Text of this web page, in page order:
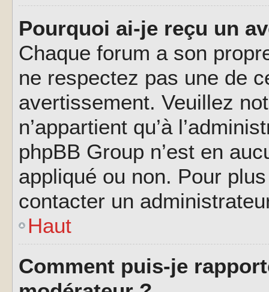
Pourquoi ai-je reçu un
Chaque forum a son
ne respectez pas une de
avertissement. Veuillez
n’appartient qu’à
phpBB Group n’est en
appliqué ou non. Pour
contacter un
Haut
Comment puis-je